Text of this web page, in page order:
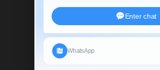
Envíenos Una